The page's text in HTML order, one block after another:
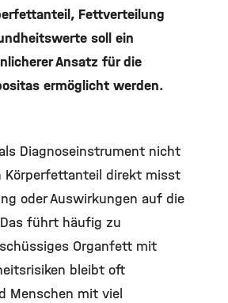
Fettverteilung
soll ein
Ansatz für die
ermöglicht werden.
Diagnoseinstrument nicht
Körperfettanteil direkt misst
oder Auswirkungen auf die
führt häufig zu
Organfett mit
bleibt oft
Menschen mit viel